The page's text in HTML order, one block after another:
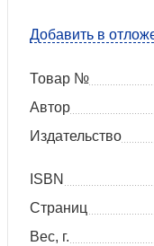
Добавить в
Товар №
Автор
Издательство
ISBN
Страниц
Вес, г.